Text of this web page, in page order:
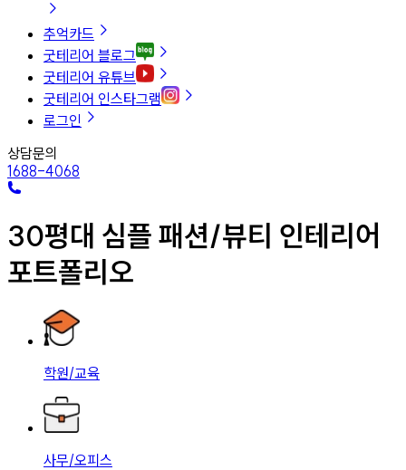
추억카드
굿테리어 블로그
굿테리어 유튜브
굿테리어 인스타그램
로그인
상담문의
1688-4068
30평대 심플 패션/뷰티 인테리어
포트폴리오
학원/교육
사무/오피스